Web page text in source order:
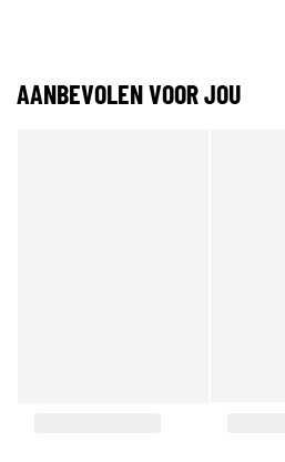
AANBEVOLEN VOOR JOU